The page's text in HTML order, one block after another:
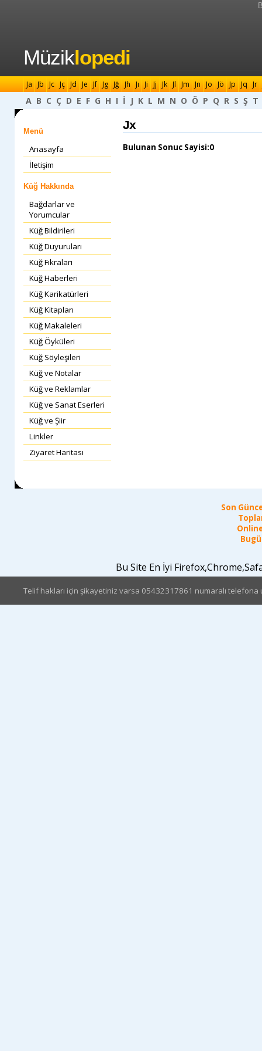
Müziklopedi
Ja Jb Jc Jç Jd Je Jf Jg Jğ Jh Jı Ji Jj Jk Jl Jm Jn Jo Jö Jp Jq Jr
A B C Ç D E F G H I İ J K L M N O Ö P Q R S Ş T
Menü
Anasayfa
İletişim
Küğ Hakkında
Bağdarlar ve
Yorumcular
Küğ Bildirileri
Küğ Duyuruları
Küğ Fıkraları
Küğ Haberleri
Küğ Karikatürleri
Küğ Kitapları
Küğ Makaleleri
Küğ Öyküleri
Küğ Söyleşileri
Küğ ve Notalar
Küğ ve Reklamlar
Küğ ve Sanat Eserleri
Küğ ve Şiir
Linkler
Ziyaret Haritası
Jx
Bulunan Sonuc Sayisi:0
Son
Bu Site En İyi
Telif hakları için şikayetiniz varsa 05432317861 numaralı telefona